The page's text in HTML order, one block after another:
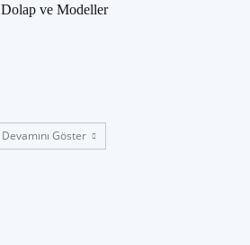
Dolap ve Modeller
Devamını Göster